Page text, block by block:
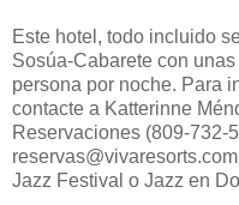
Este hotel, todo incluido
Sosúa-Cabarete con
persona por noche. Para
contacte a Katterinne
Reservaciones (809-732-
Jazz Festival o Jazz en